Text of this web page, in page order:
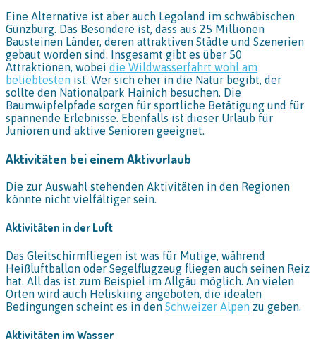
Eine Alternative ist aber auch Legoland im schwäbischen
Günzburg. Das Besondere ist, dass aus 25 Millionen
Bausteinen Länder, deren attraktiven Städte und Szenerien
gebaut worden sind. Insgesamt gibt es über 50
Attraktionen, wobei die Wildwasserfahrt wohl am
beliebtesten ist. Wer sich eher in die Natur begibt, der
sollte den Nationalpark Hainich besuchen. Die
Baumwipfelpfade sorgen für sportliche Betätigung und für
spannende Erlebnisse. Ebenfalls ist dieser Urlaub für
Junioren und aktive Senioren geeignet.
Aktivitäten bei einem Aktivurlaub
Die zur Auswahl stehenden Aktivitäten in den Regionen
könnte nicht vielfältiger sein.
Aktivitäten in der Luft
Das Gleitschirmfliegen ist was für Mutige, während
Heißluftballon oder Segelflugzeug fliegen auch seinen Reiz
hat. All das ist zum Beispiel im Allgäu möglich. An vielen
Orten wird auch Heliskiing angeboten, die idealen
Bedingungen scheint es in den Schweizer Alpen zu geben.
Aktivitäten im Wasser